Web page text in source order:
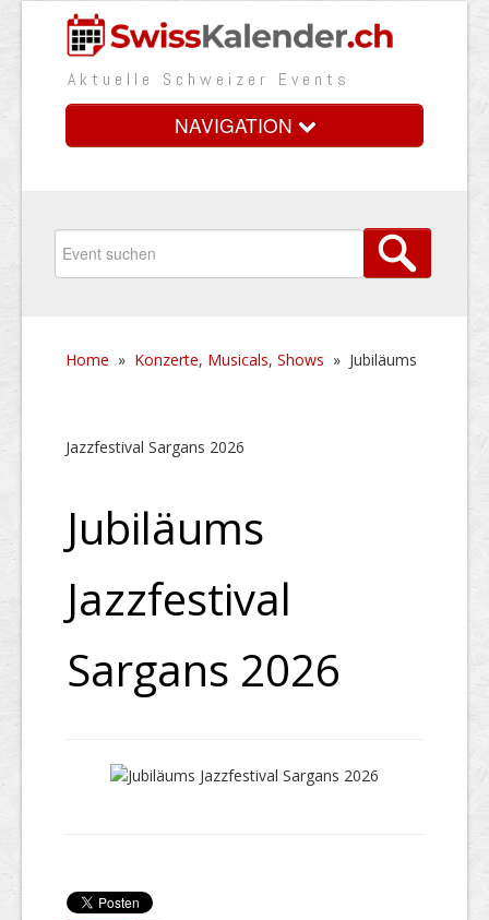
Aktuelle Schweizer Events
NAVIGATION
Vorteile
Medienbooster
Home » Konzerte, Musicals, Shows » Jubiläums
Jazzfestival Sargans 2026
Jubiläums
Jazzfestival
Sargans 2026